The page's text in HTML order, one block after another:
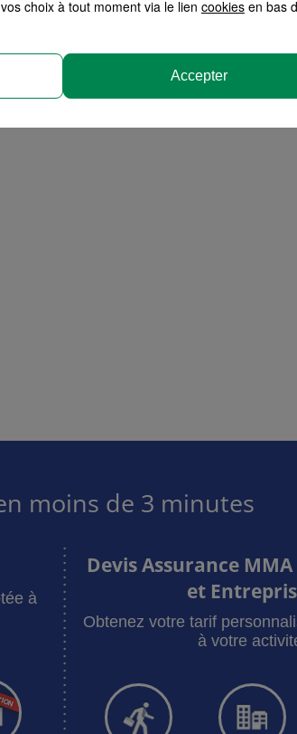
moins de 3 minutes
à
Devis Assurance
et
Obtenez votre tarif
à votre
choix à tout moment via le lien cookies en bas
Accepter